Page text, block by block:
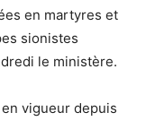
en martyres et
sionistes
le ministère.
vigueur depuis